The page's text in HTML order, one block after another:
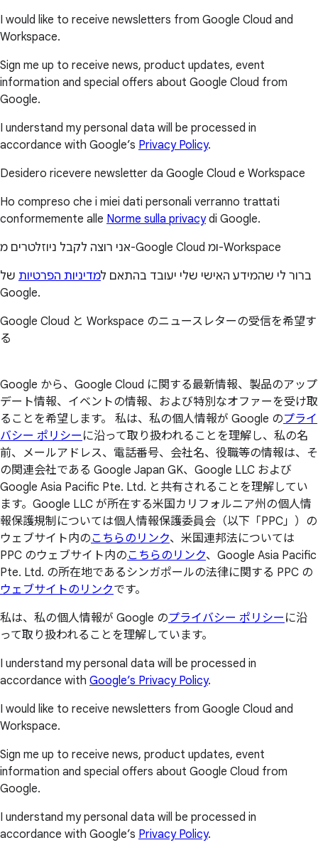
I would like to receive newsletters from Google Cloud and
Workspace.
Sign me up to receive news, product updates, event
information and special offers about Google Cloud from
Google.
I understand my personal data will be processed in
accordance with Google’s Privacy Policy.
Desidero ricevere newsletter da Google Cloud e Workspace
Ho compreso che i miei dati personali verranno trattati
conformemente alle Norme sulla privacydi Google.
אני רוצה לקבל ניוזלטרים מ-Google Cloud ומ-Workspace
ברור לי שהמידע האישי שלי יעובד בהתאם למדיניות הפרטיות של
Google.
Google Cloud と Workspace のニュースレターの受信を希望す
る
Google から、Google Cloud に関する最新情報、製品のアップ
デート情報、イベントの情報、および特別なオファーを受け取
ることを希望します。 私は、私の個人情報が Google のプライ
バシー ポリシー に沿って取り扱われることを理解し、私の名
前、メールアドレス、電話番号、会社名、役職等の情報は、そ
の関連会社である Google Japan GK、Google LLC および
Google Asia Pacific Pte. Ltd. と共有されることを理解してい
ます。Google LLC が所在する米国カリフォルニア州の個人情
報保護規制については個人情報保護委員会（以下「PPC」）の
ウェブサイト内のこちらのリンク、米国連邦法については
PPC のウェブサイト内のこちらのリンク、Google Asia Pacific
Pte. Ltd. の所在地であるシンガポールの法律に関する PPC の
ウェブサイトのリンクです。
私は、私の個人情報が Google のプライバシー ポリシー に沿
って取り扱われることを理解しています。
I understand my personal data will be processed in
accordance with Google’s Privacy Policy.
I would like to receive newsletters from Google Cloud and
Workspace.
Sign me up to receive news, product updates, event
information and special offers about Google Cloud from
Google.
I understand my personal data will be processed in
accordance with Google’s Privacy Policy.